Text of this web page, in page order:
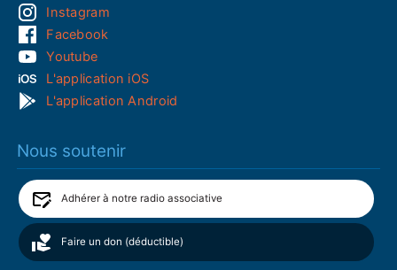
Instagram
Facebook
Youtube
L'application iOS
L'application Android
Nous soutenir
Adhérer à notre radio associative
Faire un don (déductible)